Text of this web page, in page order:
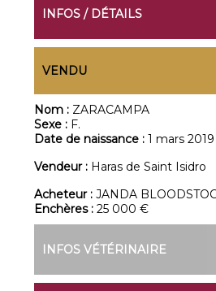
INFOS / DÉTAILS
VENDU
Nom : ZARACAMPA
Sexe : F.
Date de naissance :1 mars 2019
Vendeur : Haras de Saint Isidro
Acheteur :JANDA
Enchères :25 000 €
INFOS VÉTÉRINAIRE